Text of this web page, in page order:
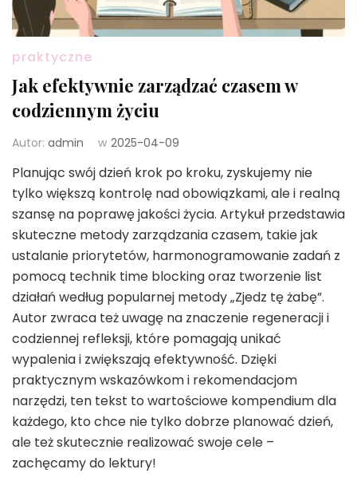
praktyczne
Jak efektywnie zarządzać czasem w
codziennym życiu
Autor: admin w 2025-04-09
Planując swój dzień krok po kroku, zyskujemy nie
tylko większą kontrolę nad obowiązkami, ale i realną
szansę na poprawę jakości życia. Artykuł przedstawia
skuteczne metody zarządzania czasem, takie jak
ustalanie priorytetów, harmonogramowanie zadań z
pomocą technik time blocking oraz tworzenie list
działań według popularnej metody „Zjedz tę żabę”.
Autor zwraca też uwagę na znaczenie regeneracji i
codziennej refleksji, które pomagają unikać
wypalenia i zwiększają efektywność. Dzięki
praktycznym wskazówkom i rekomendacjom
narzędzi, ten tekst to wartościowe kompendium dla
każdego, kto chce nie tylko dobrze planować dzień,
ale też skutecznie realizować swoje cele –
zachęcamy do lektury!